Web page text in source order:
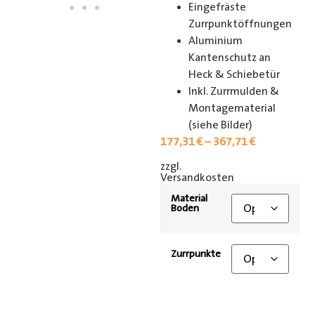
Eingefräste
Zurrpunktöffnungen
Aluminium
Kantenschutz an
Heck & Schiebetür
Inkl. Zurrmulden &
Montagematerial
(siehe Bilder)
177,31€–367,71€
zzgl.
Versandkosten
Material
Boden
Zurrpunkte